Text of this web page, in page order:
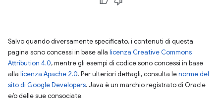
Salvo quando diversamente specificato, i contenuti di questa
pagina sono concessi in base alla licenza Creative Commons
Attribution 4.0, mentre gli esempi di codice sono concessi in base
alla licenza Apache 2.0. Per ulteriori dettagli, consulta lenorme del
sito di Google Developers. Java è un marchio registrato di Oracle
e/o delle sue consociate.